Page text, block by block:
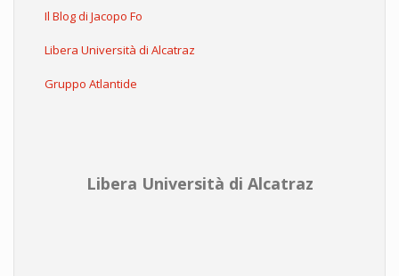
Il Blog di Jacopo Fo
Libera Università di Alcatraz
Gruppo Atlantide
Libera Università di Alcatraz